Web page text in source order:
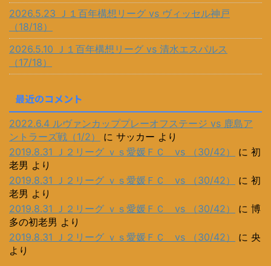
2026.5.23 Ｊ１百年構想リーグ vs ヴィッセル神戸
（18/18）
2026.5.10 Ｊ１百年構想リーグ vs 清水エスパルス
（17/18）
最近のコメント
2022.6.4 ルヴァンカッププレーオフステージ vs 鹿島ア
ントラーズ戦（1/2）
に サッカー より
2019.8.31 Ｊ２リーグ ｖｓ愛媛ＦＣ vs （30/42）
に 初
老男 より
2019.8.31 Ｊ２リーグ ｖｓ愛媛ＦＣ vs （30/42）
に 初
老男 より
2019.8.31 Ｊ２リーグ ｖｓ愛媛ＦＣ vs （30/42）
に 博
多の初老男 より
2019.8.31 Ｊ２リーグ ｖｓ愛媛ＦＣ vs （30/42）
に 央
より